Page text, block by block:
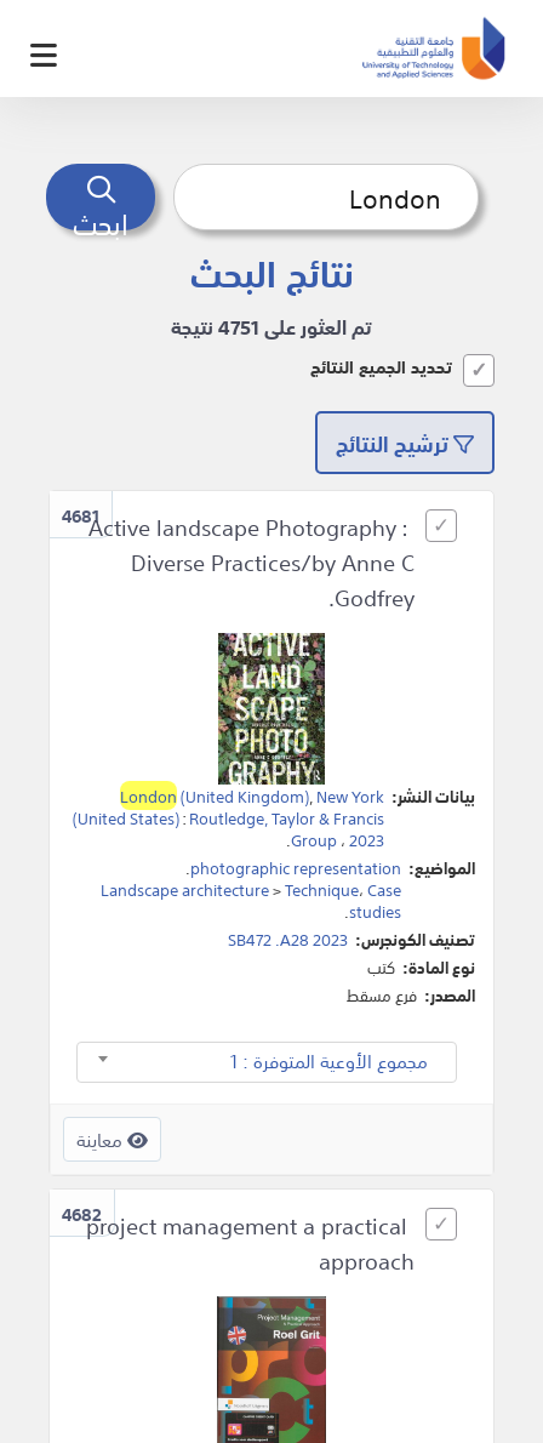
ابحث
نتائج البحث
تم العثور على 4751 نتيجة
تحديد الجميع النتائج
ترشيح النتائج
4681Active landscape Photography :
Diverse Practices/by Anne C
Godfrey.
بيانات النشر: London(United Kingdom),New York
(United States):Routledge, Taylor & Francis
Group،2023
.
المواضيع: photographic representation
.
Landscape architecture>Technique،Case
studies
.
تصنيف الكونجرس: SB472 .A28 2023
نوع المادة: كتب
المصدر: فرع مسقط
مجموع الأوعية المتوفرة : 1
معاينة
4682project management a practical
approach